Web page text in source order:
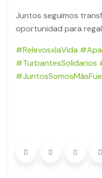
Juntos seguimos
oportunidad para
#RelevosxlaVida
#TurbantesSolidarios